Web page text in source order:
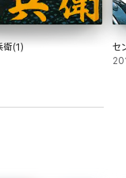
衛(1) セ